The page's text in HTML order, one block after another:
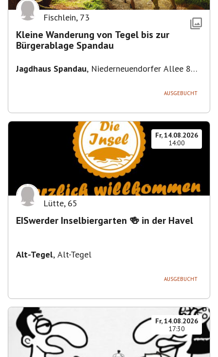
Fischlein, 73
Kleine Wanderung von Tegel bis zur
Bürgerablage Spandau
Jagdhaus Spandau, Niederneuendorfer Allee 80,
AUSGEBUCHT
Fr, 14.08.2026
14:00
Lütte, 65
EISwerder Inselbiergarten 🍻 in der Havel
Alt-Tegel, Alt-Tegel
AUSGEBUCHT
Fr, 14.08.2026
17:30